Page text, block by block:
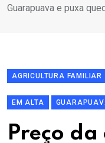
Guarapuava e puxa
AGRICULTURA FAMILIAR
EM ALTA
Preço